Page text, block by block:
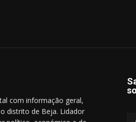
com informação geral,
distrito de Beja. Lidador